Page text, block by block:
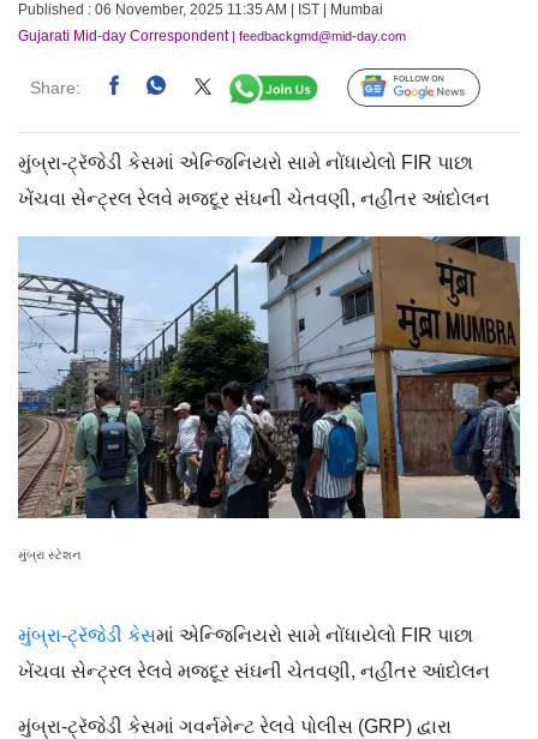
Published : 06 November, 2025 11:35 AM | IST | Mumbai
Gujarati Mid-day Correspondent| feedbackgmd@mid-day.com
Share: Follow Us
મુંબ્રા-ટ્રૅજેડી કેસમાં એન્જિનિયરો સામે નોંધાયેલો FIR પાછા
ખેંચવા સેન્ટ્રલ રેલવે મજદૂર સંઘની ચેતવણી, નહીંતર આંદોલન
મુંબ્રા સ્ટેશન
મુંબ્રા-ટ્રૅજેડી કેસમાં એન્જિનિયરો સામે નોંધાયેલો FIR પાછા
ખેંચવા સેન્ટ્રલ રેલવે મજદૂર સંઘની ચેતવણી, નહીંતર આંદોલન
મુંબ્રા-ટ્રૅજેડી કેસમાં ગવર્નમેન્ટ રેલવે પોલીસ (GRP) દ્વારા